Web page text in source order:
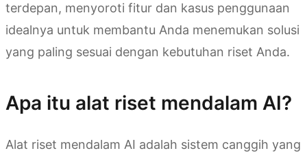
terdepan, menyoroti fitur dan kasus penggunaan
idealnya untuk membantu Anda menemukan solusi
yang paling sesuai dengan kebutuhan riset Anda.
Apa itu alat riset mendalam AI?
Alat riset mendalam AI adalah sistem canggih yang